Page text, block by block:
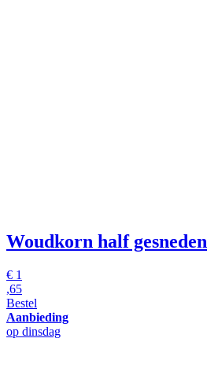
Woudkorn half gesneden
€ 1
,65
Bestel
Aanbieding
op dinsdag